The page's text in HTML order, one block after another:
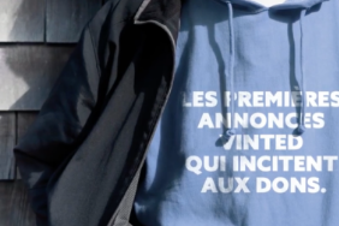
NOS ACTIONS
CONTACT